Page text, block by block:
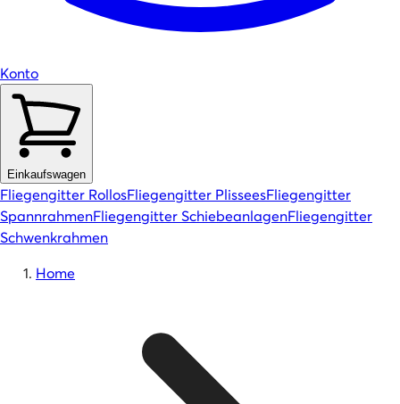
Konto
Einkaufswagen
Fliegengitter RollosFliegengitter PlisseesFliegengitter
SpannrahmenFliegengitter SchiebeanlagenFliegengitter
Schwenkrahmen
Home